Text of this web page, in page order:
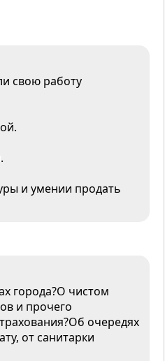
свою работу
и умении продать
города?О чистом
и прочего
очередях
от санитарки